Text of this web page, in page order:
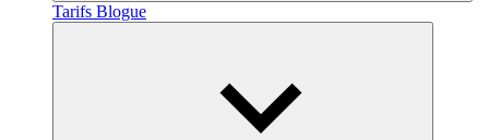
Tarifs Blogue